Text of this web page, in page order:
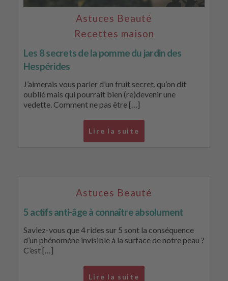
Astuces Beauté
Recettes maison
Les 8 secrets de la pomme du jardin des
Hespérides
J’aimerais vous parler d’un fruit secret, qu’on dit
oublié mais qui pourrait bien (re)devenir une
vedette. Comment ne pas être […]
Lire la suite
Astuces Beauté
5 actifs anti-âge à connaître absolument
Saviez-vous que 4 rides sur 5 sont la conséquence
d’un phénomène invisible à la surface de notre peau ?
C’est […]
Lire la suite